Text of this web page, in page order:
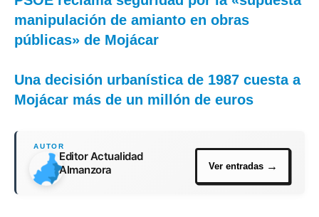
manipulación de amianto en obras
públicas» de Mojácar
Una decisión urbanística de 1987 cuesta a
Mojácar más de un millón de euros
Editor Actualidad
Almanzora